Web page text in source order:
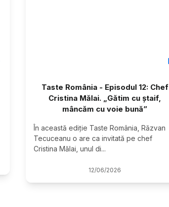
Taste România - Episodul 12: Chef
Cristina Mălai. „Gătim cu ștaif,
mâncăm cu voie bună”
În această ediție Taste România, Răzvan
Tecuceanu o are ca invitată pe chef
Cristina Mălai, unul di...
12/06/2026